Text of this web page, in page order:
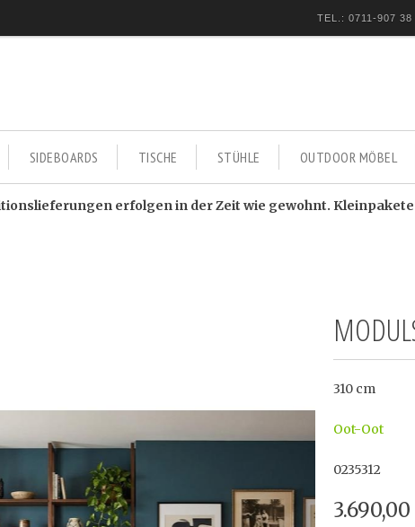
TEL.: 0711-907 38
SIDEBOARDS TISCHE STÜHLE OUTDOOR MÖBEL
erfolgen in der Zeit wie gewohnt.
310 cm
Oot-Oot
0235312